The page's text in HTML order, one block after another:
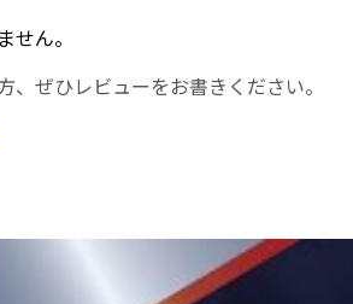
せん。
、ぜひレビューをお書きください。